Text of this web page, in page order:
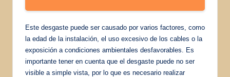
Este desgaste puede ser causado por varios factores, como
la edad de la instalación, el uso excesivo de los cables o la
exposición a condiciones ambientales desfavorables. Es
importante tener en cuenta que el desgaste puede no ser
visible a simple vista, por lo que es necesario realizar